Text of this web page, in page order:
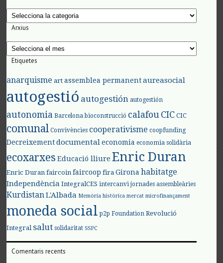
Categories
Arxius
Arxius
Etiquetes
anarquisme art assemblea permanent aureasocial
autogestió autogestión autogestión
autonomia Barcelona bioconstrucció calafouCIC CIC
comunal Convivències cooperativisme coopfunding
Decreixement documental economia economia solidària
ecoxarxes Educació lliure Enric Duran
Enric Duran faircoin faircoop fira Girona habitatge
Independència IntegralCES intercanvi jornades assembleàries
KurdistanL'Albada Memòria històrica mercat microfinançament
moneda social p2p Foundation Revolució
Integral salut solidaritat SSPC
Comentaris recents